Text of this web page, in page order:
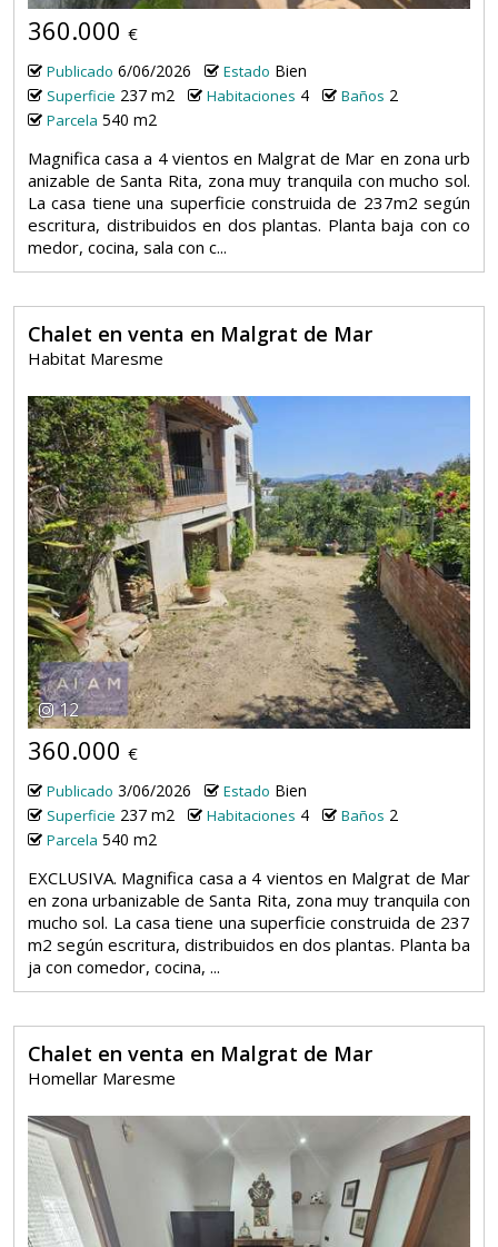
360.000 €
Publicado 6/06/2026 Estado Bien
Superficie 237 m2 Habitaciones 4 Baños 2
Parcela 540 m2
Magnifica casa a 4 vientos en Malgrat de Mar en zona urb
anizable de Santa Rita, zona muy tranquila con mucho sol.
La casa tiene una superficie construida de 237m2 según
escritura, distribuidos en dos plantas. Planta baja con co
medor, cocina, sala con c...
Chalet en venta en Malgrat de Mar
Habitat Maresme
12
360.000 €
Publicado 3/06/2026 Estado Bien
Superficie 237 m2 Habitaciones 4 Baños 2
Parcela 540 m2
EXCLUSIVA. Magnifica casa a 4 vientos en Malgrat de Mar
en zona urbanizable de Santa Rita, zona muy tranquila con
mucho sol. La casa tiene una superficie construida de 237
m2 según escritura, distribuidos en dos plantas. Planta ba
ja con comedor, cocina, ...
Chalet en venta en Malgrat de Mar
Homellar Maresme